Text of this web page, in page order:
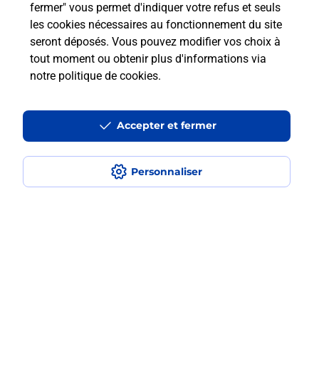
fermer" vous permet d'indiquer votre refus et seuls
les cookies nécessaires au fonctionnement du site
seront déposés. Vous pouvez modifier vos choix à
tout moment ou obtenir plus d'informations via
notre politique de cookies.
Personnaliser
Accepter et fermer
Est-ce que je peux payer mon iPhone
en plusieurs fois avec La Poste Mobile
Localiser Liste Hautes-Pyrénées
VIC EN BIGORRE